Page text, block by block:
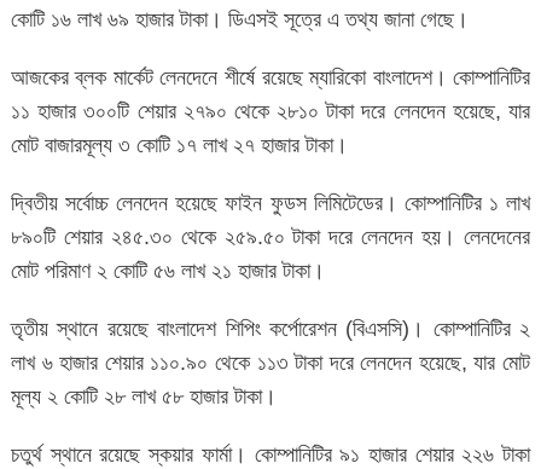
কোটি ১৬ লাখ ৬৯ হাজার টাকা। ডিএসই সূত্রে এ তথ্য জানা গেছে।
আজকের ব্লক মার্কেট লেনদেনে শীর্ষে রয়েছে ম্যারিকো বাংলাদেশ। কোম্পানিটির
১১ হাজার ৩০০টি শেয়ার ২৭৯০ থেকে ২৮১০ টাকা দরে লেনদেন হয়েছে, যার
মোট বাজারমূল্য ৩ কোটি ১৭ লাখ ২৭ হাজার টাকা।
দ্বিতীয় সর্বোচ্চ লেনদেন হয়েছে ফাইন ফুডস লিমিটেডের। কোম্পানিটির ১ লাখ
৮৯০টি শেয়ার ২৪৫.৩০ থেকে ২৫৯.৫০ টাকা দরে লেনদেন হয়। লেনদেনের
মোট পরিমাণ ২ কোটি ৫৬ লাখ ২১ হাজার টাকা।
তৃতীয় স্থানে রয়েছে বাংলাদেশ শিপিং কর্পোরেশন (বিএসসি)। কোম্পানিটির ২
লাখ ৬ হাজার শেয়ার ১১০.৯০ থেকে ১১৩ টাকা দরে লেনদেন হয়েছে, যার মোট
মূল্য ২ কোটি ২৮ লাখ ৫৮ হাজার টাকা।
চতুর্থ স্থানে রয়েছে স্কয়ার ফার্মা। কোম্পানিটির ৯১ হাজার শেয়ার ২২৬ টাকা